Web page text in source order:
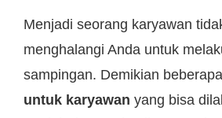
Menjadi seorang karyawan
menghalangi Anda untuk
sampingan. Demikian beberapa
untuk karyawan yang bisa